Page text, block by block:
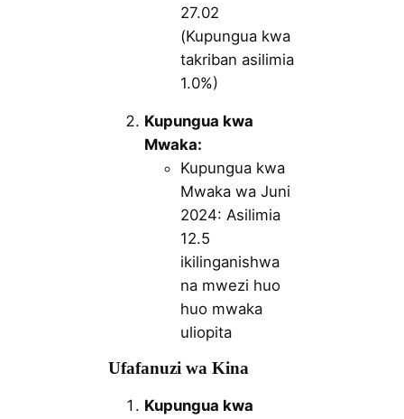
27.02
(Kupungua kwa
takriban asilimia
1.0%)
Kupungua kwa
Mwaka:
Kupungua kwa
Mwaka wa Juni
2024: Asilimia
12.5
ikilinganishwa
na mwezi huo
huo mwaka
uliopita
Ufafanuzi wa Kina
Kupungua kwa